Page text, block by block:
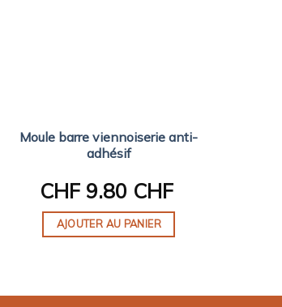
Moule barre viennoiserie anti-
adhésif
CHF 9.80 CHF
AJOUTER AU PANIER